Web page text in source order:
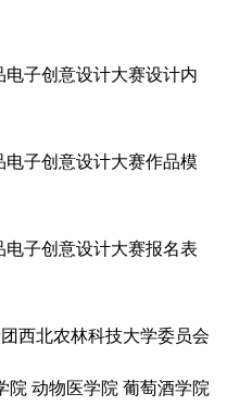
电子创意设计大赛设计内
电子创意设计大赛作品模
电子创意设计大赛报名表
西北农林科技大学委员会
院 动物医学院 葡萄酒学院